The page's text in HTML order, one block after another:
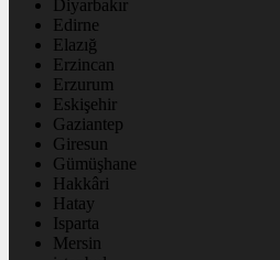
Diyarbakır
Edirne
Elazığ
Erzincan
Erzurum
Eskişehir
Gaziantep
Giresun
Gümüşhane
Hakkâri
Hatay
Isparta
Mersin